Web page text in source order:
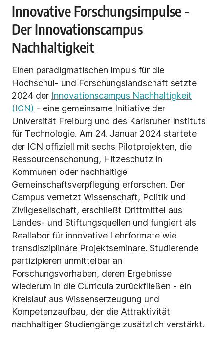
Innovative Forschungsimpulse -
Der Innovationscampus
Nachhaltigkeit
Einen paradigmatischen Impuls für die
Hochschul- und Forschungslandschaft setzte
2024 der Innovationscampus Nachhaltigkeit
(ICN) - eine gemeinsame Initiative der
Universität Freiburg und des Karlsruher Instituts
für Technologie. Am 24. Januar 2024 startete
der ICN offiziell mit sechs Pilotprojekten, die
Ressourcenschonung, Hitzeschutz in
Kommunen oder nachhaltige
Gemeinschaftsverpflegung erforschen. Der
Campus vernetzt Wissenschaft, Politik und
Zivilgesellschaft, erschließt Drittmittel aus
Landes- und Stiftungsquellen und fungiert als
Reallabor für innovative Lehrformate wie
transdisziplinäre Projektseminare. Studierende
partizipieren unmittelbar an
Forschungsvorhaben, deren Ergebnisse
wiederum in die Curricula zurückfließen - ein
Kreislauf aus Wissenserzeugung und
Kompetenzaufbau, der die Attraktivität
nachhaltiger Studiengänge zusätzlich verstärkt.